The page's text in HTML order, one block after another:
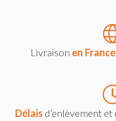
Livraison en
Délaisd’enlèvement et